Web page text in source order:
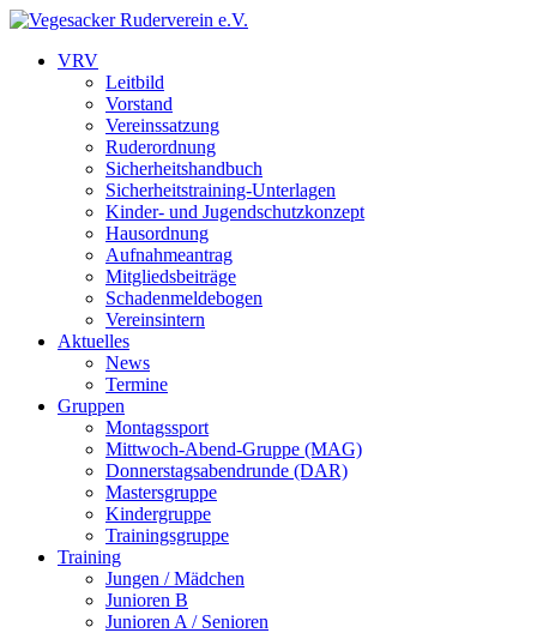
VRV
Leitbild
Vorstand
Vereinssatzung
Ruderordnung
Sicherheitshandbuch
Sicherheitstraining-Unterlagen
Kinder- und Jugendschutzkonzept
Hausordnung
Aufnahmeantrag
Mitgliedsbeiträge
Schadenmeldebogen
Vereinsintern
Aktuelles
News
Termine
Gruppen
Montagssport
Mittwoch-Abend-Gruppe (MAG)
Donnerstagsabendrunde (DAR)
Mastersgruppe
Kindergruppe
Trainingsgruppe
Training
Jungen / Mädchen
Junioren B
Junioren A / Senioren